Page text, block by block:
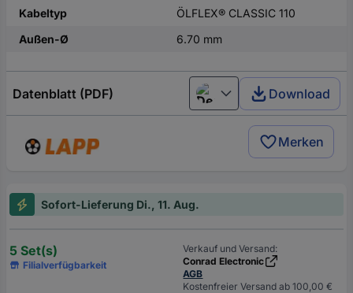
Kabeltyp
ÖLFLEX® CLASSIC 110
Außen-Ø
6.70 mm
Datenblatt (PDF) Deutsch (Deutschland)
Download
Merken
Sofort-Lieferung Di., 11. Aug.
5 Set(s)
Filialverfügbarkeit
Verkauf und Versand:
Conrad Electronic
AGB
Kostenfreier Versand ab 100,00 €